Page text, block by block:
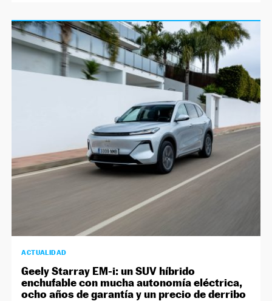
ACTUALIDAD
Geely Starray EM-i: un SUV híbrido
enchufable con mucha autonomía eléctrica,
ocho años de garantía y un precio de derribo